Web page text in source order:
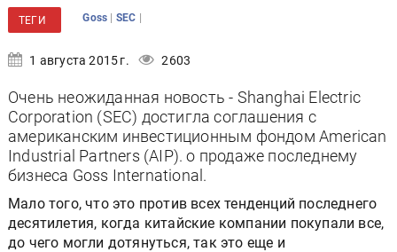
ТЕГИ Goss | SEC |
1 августа 2015 г. 2603
Очень неожиданная новость - Shanghai Electric
Corporation (SEC) достигла соглашения с
американским инвестиционным фондом American
Industrial Partners (AIP). о продаже последнему
бизнеса Goss International.
Мало того, что это против всех тенденций последнего
десятилетия, когда китайские компании покупали все,
до чего могли дотянуться, так это еще и